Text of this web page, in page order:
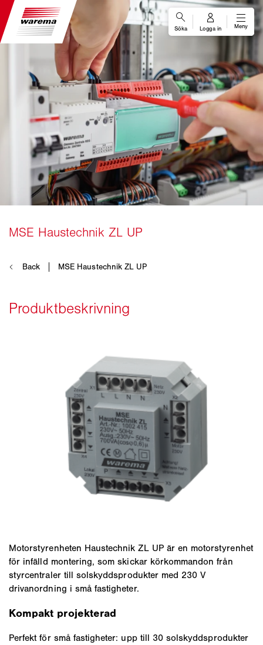
Motorstyrenheten Haustechnik ZL UP är en motorstyrenhet
för infälld montering, som skickar körkommandon från
styrcentraler till solskyddsprodukter med 230 V
drivanordning i små fastigheter.
Kompakt projekterad
Perfekt för små fastigheter: upp till 30 solskyddsprodukter